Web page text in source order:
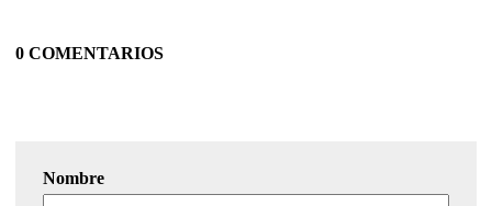
0 COMENTARIOS
Nombre